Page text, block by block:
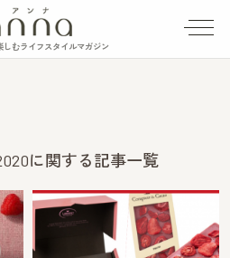
しむライフスタイルマガジン
に関する記事一覧